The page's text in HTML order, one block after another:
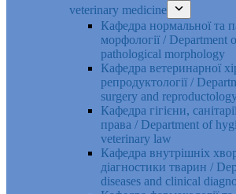
veterinary medicine
Кафедра нормальної та
морфології / Department
pathological morphology
Кафедра ветеринарної
репродуктології /
surgery and
Кафедра гігієни,
права / Department of
veterinary law
Кафедра внутрішніх
діагностики тварин /
diseases and clinical